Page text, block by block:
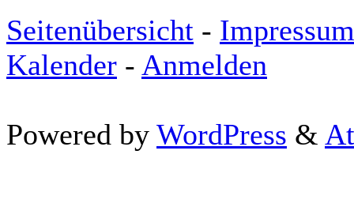
Seitenübersicht - Impressum
Kalender - Anmelden
Powered by WordPress &